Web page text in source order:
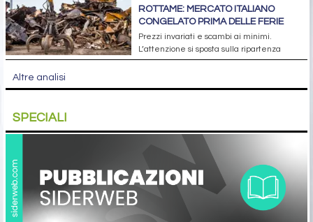
ROTTAME: MERCATO ITALIANO
CONGELATO PRIMA DELLE FERIE
Prezzi invariati e scambi ai minimi.
L’attenzione si sposta sulla ripartenza
Altre analisi
SPECIALI